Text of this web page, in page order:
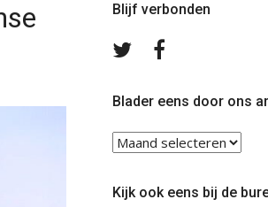
Blijf verbonden
Volg
TwitterFacebook
Blader eens door ons
Blader
eens
ons
Kijk ook eens bij de